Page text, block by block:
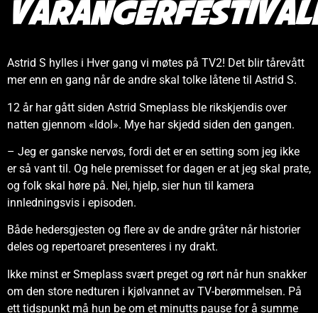
Astrid S hylles i Hver gang vi møtes på TV2! Det blir tårevått
mer enn en gang når de andre skal tolke låtene til Astrid S.
12 år har gått siden Astrid Smeplass ble rikskjendis over
natten gjennom «Idol». Mye har skjedd siden den gangen.
– Jeg er ganske nervøs, fordi det er en setting som jeg ikke
er så vant til. Og hele premisset for dagen er at jeg skal prate,
og folk skal høre på. Nei, hjelp, sier hun til kamera
innledningsvis i episoden.
Både hedersgjesten og flere av de andre gråter når historier
deles og repertoaret presenteres i ny drakt.
Ikke minst er Smeplass svært preget og rørt når hun snakker
om den store nedturen i kjølvannet av TV-berømmelsen. På
ett tidspunkt må hun be om et minutts pause for å summe